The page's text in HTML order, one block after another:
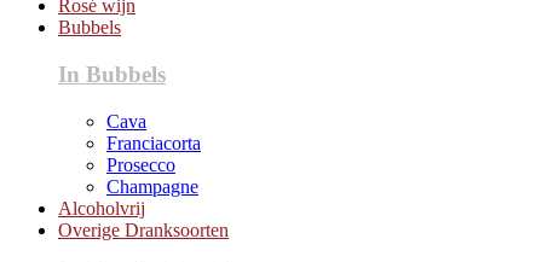
Rosé wijn
Bubbels
In Bubbels
Cava
Franciacorta
Prosecco
Champagne
Alcoholvrij
Overige Dranksoorten